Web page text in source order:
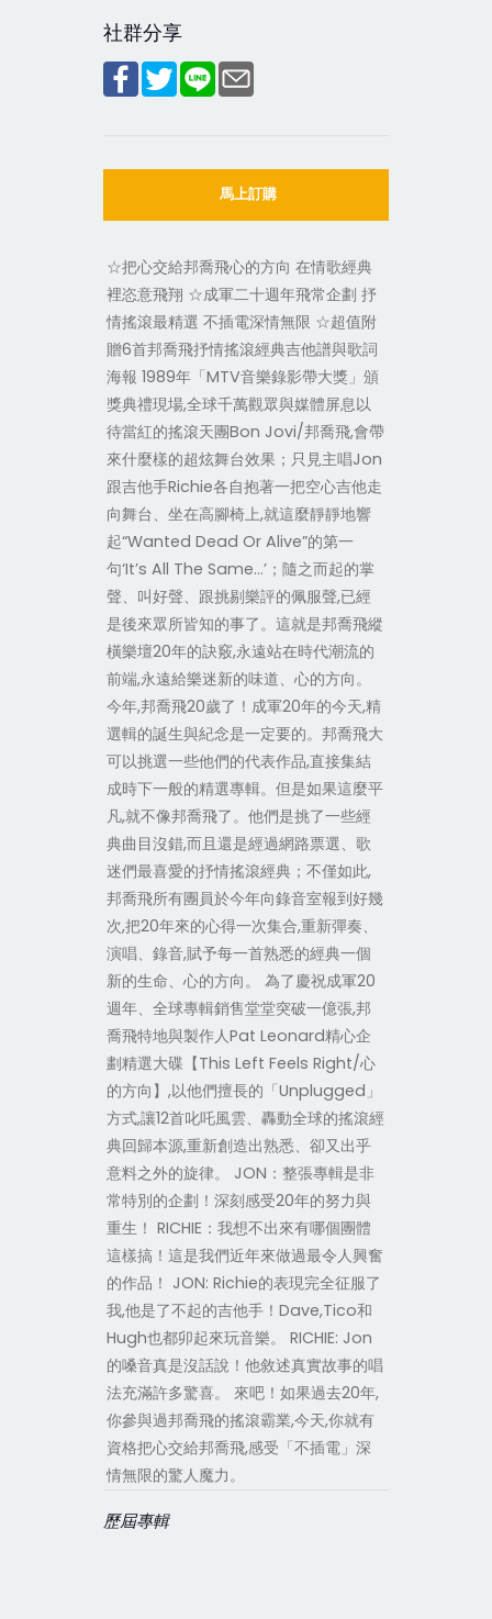
社群分享
馬上訂購
☆把心交給邦喬飛心的方向 在情歌經典
裡恣意飛翔 ☆成軍二十週年飛常企劃 抒
情搖滾最精選 不插電深情無限 ☆超值附
贈6首邦喬飛抒情搖滾經典吉他譜與歌詞
海報 1989年「MTV音樂錄影帶大獎」頒
獎典禮現場,全球千萬觀眾與媒體屏息以
待當紅的搖滾天團Bon Jovi/邦喬飛,會帶
來什麼樣的超炫舞台效果；只見主唱Jon
跟吉他手Richie各自抱著一把空心吉他走
向舞台、坐在高腳椅上,就這麼靜靜地響
起“Wanted Dead Or Alive”的第一
句‘It’s All The Same…’；隨之而起的掌
聲、叫好聲、跟挑剔樂評的佩服聲,已經
是後來眾所皆知的事了。這就是邦喬飛縱
橫樂壇20年的訣竅,永遠站在時代潮流的
前端,永遠給樂迷新的味道、心的方向。
今年,邦喬飛20歲了！成軍20年的今天,精
選輯的誕生與紀念是一定要的。邦喬飛大
可以挑選一些他們的代表作品,直接集結
成時下一般的精選專輯。但是如果這麼平
凡,就不像邦喬飛了。他們是挑了一些經
典曲目沒錯,而且還是經過網路票選、歌
迷們最喜愛的抒情搖滾經典；不僅如此,
邦喬飛所有團員於今年向錄音室報到好幾
次,把20年來的心得一次集合,重新彈奏、
演唱、錄音,賦予每一首熟悉的經典一個
新的生命、心的方向。 為了慶祝成軍20
週年、全球專輯銷售堂堂突破一億張,邦
喬飛特地與製作人Pat Leonard精心企
劃精選大碟【This Left Feels Right/心
的方向】,以他們擅長的「Unplugged」
方式,讓12首叱吒風雲、轟動全球的搖滾經
典回歸本源,重新創造出熟悉、卻又出乎
意料之外的旋律。 JON：整張專輯是非
常特別的企劃！深刻感受20年的努力與
重生！ RICHIE：我想不出來有哪個團體
這樣搞！這是我們近年來做過最令人興奮
的作品！ JON: Richie的表現完全征服了
我,他是了不起的吉他手！Dave,Tico和
Hugh也都卯起來玩音樂。 RICHIE: Jon
的嗓音真是沒話說！他敘述真實故事的唱
法充滿許多驚喜。 來吧！如果過去20年,
你參與過邦喬飛的搖滾霸業,今天,你就有
資格把心交給邦喬飛,感受「不插電」深
情無限的驚人魔力。
歷屆專輯